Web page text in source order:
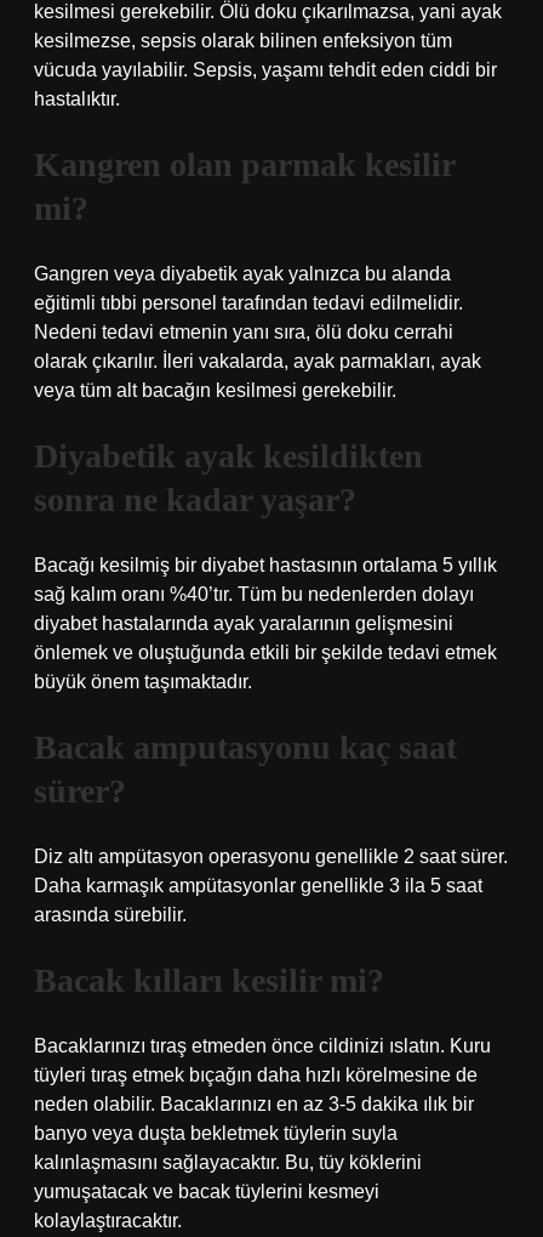
kesilmesi gerekebilir. Ölü doku çıkarılmazsa, yani ayak
kesilmezse, sepsis olarak bilinen enfeksiyon tüm
vücuda yayılabilir. Sepsis, yaşamı tehdit eden ciddi bir
hastalıktır.
Kangren olan parmak kesilir
mi?
Gangren veya diyabetik ayak yalnızca bu alanda
eğitimli tıbbi personel tarafından tedavi edilmelidir.
Nedeni tedavi etmenin yanı sıra, ölü doku cerrahi
olarak çıkarılır. İleri vakalarda, ayak parmakları, ayak
veya tüm alt bacağın kesilmesi gerekebilir.
Diyabetik ayak kesildikten
sonra ne kadar yaşar?
Bacağı kesilmiş bir diyabet hastasının ortalama 5 yıllık
sağ kalım oranı %40’tır. Tüm bu nedenlerden dolayı
diyabet hastalarında ayak yaralarının gelişmesini
önlemek ve oluştuğunda etkili bir şekilde tedavi etmek
büyük önem taşımaktadır.
Bacak amputasyonu kaç saat
sürer?
Diz altı ampütasyon operasyonu genellikle 2 saat sürer.
Daha karmaşık ampütasyonlar genellikle 3 ila 5 saat
arasında sürebilir.
Bacak kılları kesilir mi?
Bacaklarınızı tıraş etmeden önce cildinizi ıslatın. Kuru
tüyleri tıraş etmek bıçağın daha hızlı körelmesine de
neden olabilir. Bacaklarınızı en az 3-5 dakika ılık bir
banyo veya duşta bekletmek tüylerin suyla
kalınlaşmasını sağlayacaktır. Bu, tüy köklerini
yumuşatacak ve bacak tüylerini kesmeyi
kolaylaştıracaktır.